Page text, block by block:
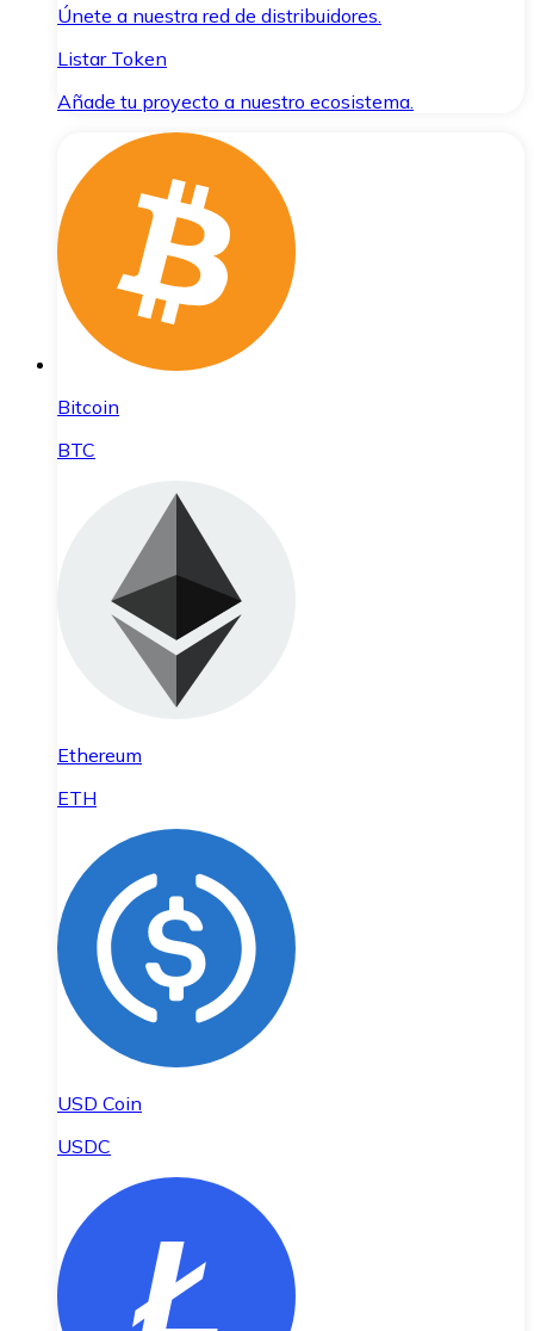
Únete a nuestra red de distribuidores.
Listar Token
Añade tu proyecto a nuestro ecosistema.
Bitcoin
BTC
Ethereum
ETH
USD Coin
USDC